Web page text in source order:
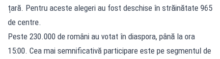
țară. Pentru aceste alegeri au fost deschise în străinătate 965
de centre.
Peste 230.000 de români au votat în diaspora, până la ora
15:00. Cea mai semnificativă participare este pe segmentul de